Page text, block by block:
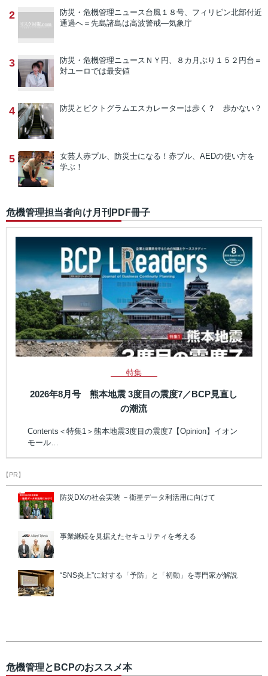
2 防災・危機管理ニュース台風１８号、フィリピン北部付近
通過へ＝先島諸島は高波警戒―気象庁
3 防災・危機管理ニュース ＮＹ円、８カ月ぶり１５２円台＝
対ユーロでは最安値
4 防災とピクトグラムエスカレーターは歩く？ 歩かない？
5 女芸人赤プル、防災士になる！ 赤プル、AEDの使い方を
学ぶ！
危機管理担当者向け月刊PDF冊子
特集
2026年8月号 熊本地震 3度目の震度7／BCP見直し
の潮流
Contents＜特集1＞熊本地震3度目の震度7【Opinion】イオン
モール…
【PR】
防災DXの社会実装 －衛星データ利活用に向けて
事業継続を見据えたセキュリティを考える
“SNS炎上”に対する「予防」と「初動」を専門家が解説
危機管理とBCPのおススメ本